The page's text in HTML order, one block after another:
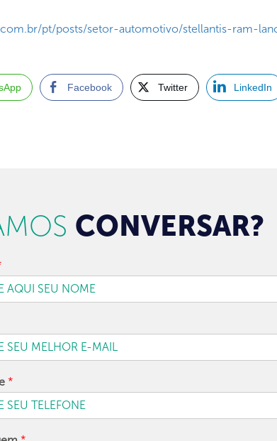
pt/posts/setor-automotivo/stellantis-ram-
Facebook Twitter LinkedIn
CONVERSAR?
*